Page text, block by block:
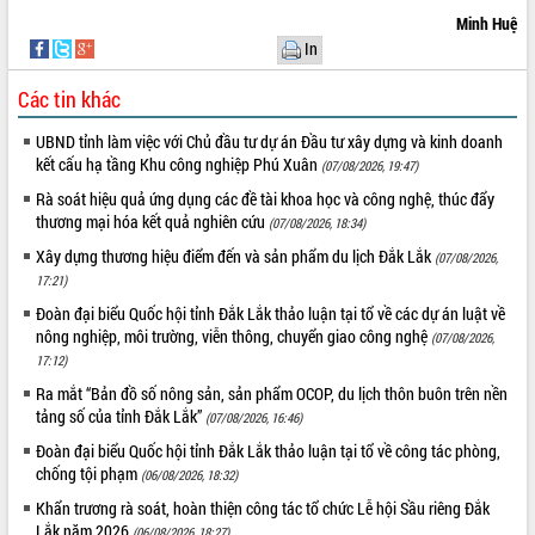
Lấy ý kiến điều chỉnh Quy hoạch tỉnh
Đắk Lắk thời kỳ 2021-2030, tầm nhìn
đến năm 2050
Phát động chiến dịch 30 ngày đêm
giải phóng mặt bằng Tuyến đường bộ
Đắk Lắk nỗ lực thúc đẩy tăng trưởng
II/2026
Đắk Lắk ký kết thỏa thuận hợp tác về
chuyển đổi số giai đoạn 2026 – 2030
với Tập đoàn Bưu chính Viễn thông
Việt Nam
Thứ trưởng Bộ Y tế làm việc với tỉnh
Đắk Lắk về phát triển nhân lực y tế
cho trạm y tế cấp xã
Du lịch Đắk Lắk nâng tầm trải nghiệm
du khách thông qua Hệ thống cơ sở dữ
liệu và Bản đồ số
Minh Huệ
In
Các tin khác
UBND tỉnh làm việc với Chủ đầu tư dự án Đầu tư xây dựng và kinh doanh
kết cấu hạ tầng Khu công nghiệp Phú Xuân (07/08/2026, 19:47)
Rà soát hiệu quả ứng dụng các đề tài khoa học và công nghệ, thúc đẩy
thương mại hóa kết quả nghiên cứu (07/08/2026, 18:34)
Xây dựng thương hiệu điểm đến và sản phẩm du lịch Đắk Lắk (07/08/2026,
17:21)
Đoàn đại biểu Quốc hội tỉnh Đắk Lắk thảo luận tại tổ về các dự án luật về
nông nghiệp, môi trường, viễn thông, chuyển giao công nghệ (07/08/2026,
17:12)
Ra mắt “Bản đồ số nông sản, sản phẩm OCOP, du lịch thôn buôn trên nền
tảng số của tỉnh Đắk Lắk” (07/08/2026, 16:46)
Đoàn đại biểu Quốc hội tỉnh Đắk Lắk thảo luận tại tổ về công tác phòng,
chống tội phạm (06/08/2026, 18:32)
Khẩn trương rà soát, hoàn thiện công tác tổ chức Lễ hội Sầu riêng Đắk